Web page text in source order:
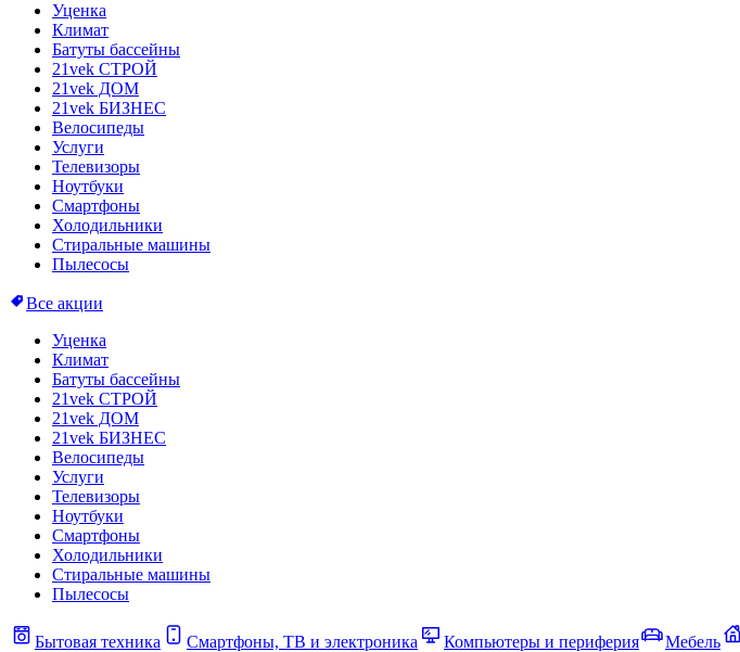
Уценка
Климат
Батуты бассейны
21vek СТРОЙ
21vek ДОМ
21vek БИЗНЕС
Велосипеды
Услуги
Телевизоры
Ноутбуки
Смартфоны
Холодильники
Стиральные машины
Пылесосы
Все акции
Уценка
Климат
Батуты бассейны
21vek СТРОЙ
21vek ДОМ
21vek БИЗНЕС
Велосипеды
Услуги
Телевизоры
Ноутбуки
Смартфоны
Холодильники
Стиральные машины
Пылесосы
Бытовая техника Смартфоны, ТВ и электроника Компьютеры и периферия Мебель